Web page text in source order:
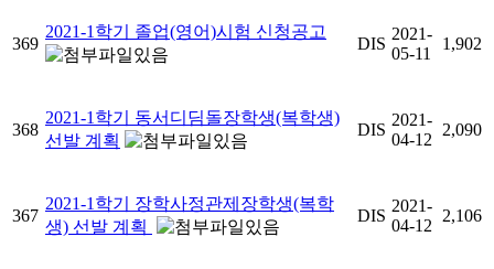
369
2021-1학기 졸업(영어)시험 신청공고
DIS
2021-
05-11
1,902
368
2021-1학기 동서디딤돌장학생(복학생)
선발 계획
DIS
2021-
04-12
2,090
367
2021-1학기 장학사정관제장학생(복학
생) 선발 계획
DIS
2021-
04-12
2,106